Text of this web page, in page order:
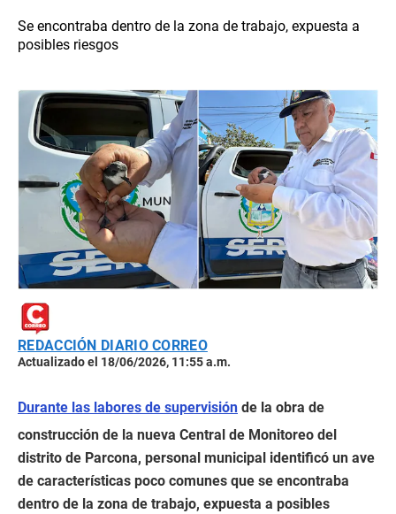
Se encontraba dentro de la zona de trabajo, expuesta a
posibles riesgos
REDACCIÓN DIARIO CORREO
Actualizado el 18/06/2026, 11:55 a.m.
Durante las labores de supervisión de la obra de
construcción de la nueva Central de Monitoreo del
distrito de Parcona, personal municipal identificó un ave
de características poco comunes que se encontraba
dentro de la zona de trabajo, expuesta a posibles